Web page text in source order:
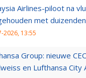
Airlines-piloot na
met
2026, 13:55
Group: nieuwe
en Lufthansa City